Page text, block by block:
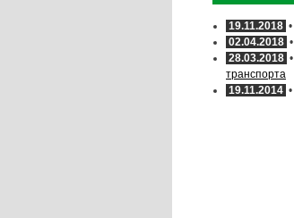
19.11.2018 •
02.04.2018 •
28.03.2018 •
транспорта
19.11.2014 •